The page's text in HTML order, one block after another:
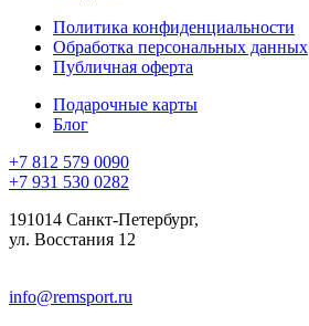
Политика конфиденциальности
Обработка персональных данных
Публичная оферта
Подарочные карты
Блог
+7 812 579 0090
+7 931 530 0282
191014 Санкт-Петербург,
ул. Восстания 12
info@remsport.ru